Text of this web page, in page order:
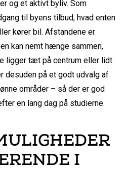
og et aktivt byliv. Som
til byens tilbud, hvad enten
kører bil. Afstandene er
kan nemt hænge sammen,
ligger tæt på centrum eller lidt
desuden på et godt udvalg af
områder – så der er god
en lang dag på studierne.
I